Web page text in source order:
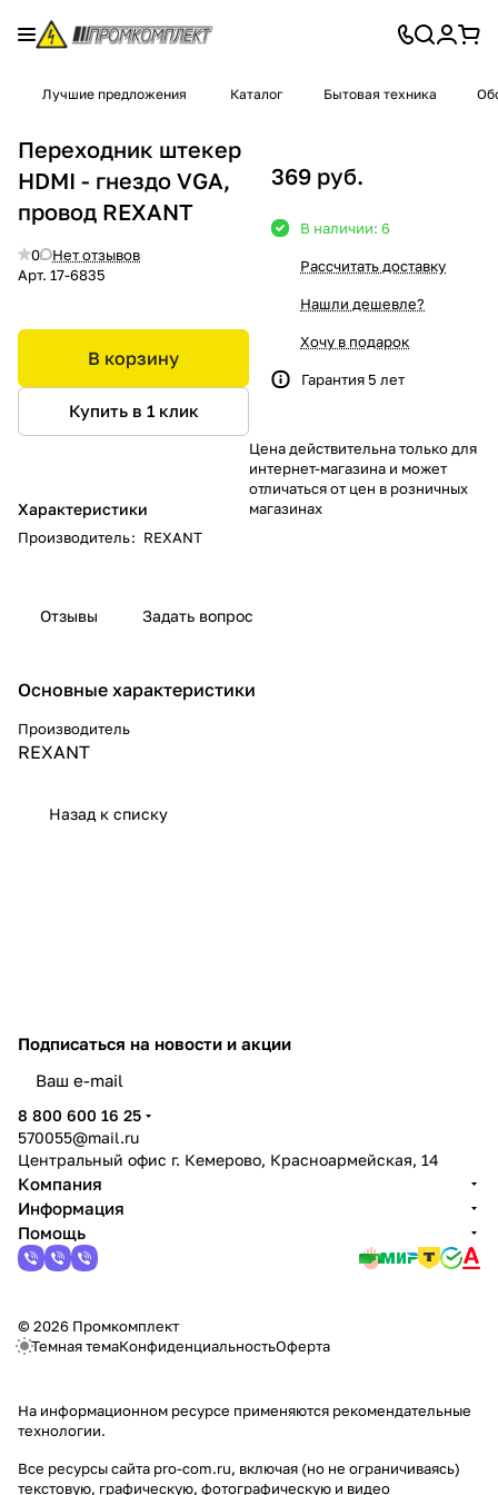
Лучшие предложения Каталог Бытовая техника
Переходник штекер
HDMI - гнездо VGA,
провод REXANT
0
Нет отзывов
Арт. 17-6835
В корзину
Купить в 1 клик
Характеристики
Производитель: REXANT
369 руб.
В наличии: 6
Рассчитать доставку
Нашли дешевле?
Хочу в подарок
Гарантия 5 лет
Цена действительна только для
интернет-магазина и может
отличаться от цен в розничных
магазинах
Отзывы Задать вопрос
Основные характеристики
Производитель
REXANT
Назад к списку
Подписаться на новости и акции
8 800 600 16 25
570055@mail.ru
Центральный офис г. Кемерово, Красноармейская, 14
Компания
Информация
Помощь
© 2026 Промкомплект
Темная темаКонфиденциальностьОферта
На информационном ресурсе применяются рекомендательные
технологии.
Все ресурсы сайта pro-com.ru, включая (но не ограничиваясь)
текстовую, графическую, фотографическую и видео